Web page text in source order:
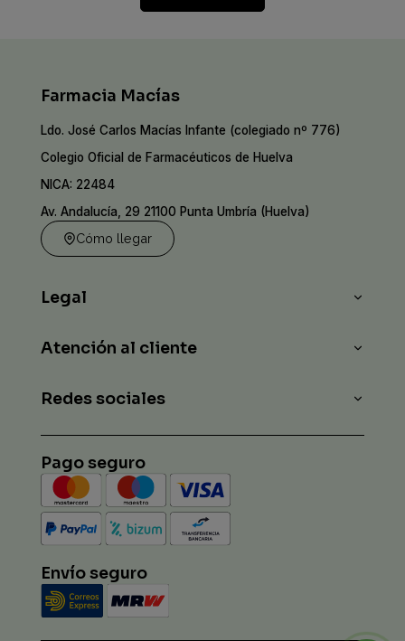
Farmacia Macías
Ldo. José Carlos Macías Infante (colegiado nº 776)
Colegio Oficial de Farmacéuticos de Huelva
NICA: 22484
Av. Andalucía, 29 21100 Punta Umbría (Huelva)
Cómo llegar
Legal
Atención al cliente
Redes sociales
Pago seguro
Envío seguro